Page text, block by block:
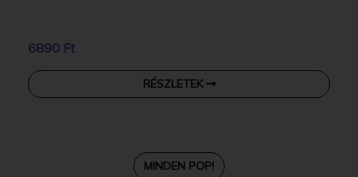
6890 Ft
RÉSZLETEK
MINDEN POP!